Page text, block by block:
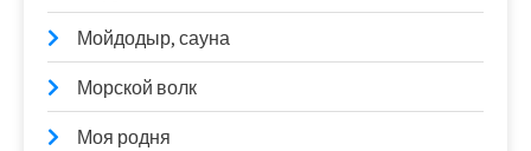
Мойдодыр, сауна
Морской волк
Моя родня